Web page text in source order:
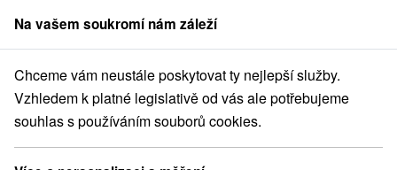
člen skupinySorger
Slovensko Žilinský kraj Ižipovce U divokej včely Ižipovce
U divokej včely Ižipovce
Ižipovce
Na vašem soukromí nám záleží
Chceme vám neustále poskytovat ty nejlepší služby.
Vzhledem k platné legislativě od vás ale potřebujeme
souhlas s používáním souborů cookies.